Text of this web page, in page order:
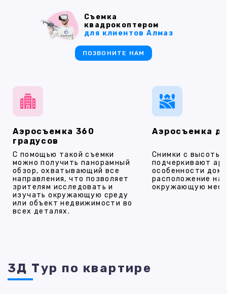
Аэросъемка 360
градусов
С помощью такой съемки
можно получить панорамный
обзор, охватывающий все
направления, что позволяет
зрителям исследовать и
изучать окружающую среду
или объект недвижимости во
всех деталях.
Аэросъемка
Снимки с высоты
подчеркивают
особенности
расположение на
окружающую
Съемка
квадрокоптером
для клиентов Алмаз
ПОЗВОНИТЕ НАМ
3Д Тур по квартире